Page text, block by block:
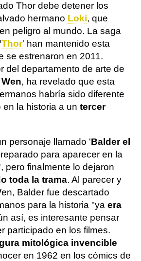
Thor debe detener los
hermano Loki, que
peligro al mundo. La saga
'Thor' han mantenido esta
se estrenaron en 2011.
del departamento de arte de
, ha revelado que esta
habría sido diferente
la historia a un tercer
personaje llamado 'Balder el
para aparecer en la
pero finalmente lo dejaron
toda la trama. Al parecer y
Balder fue descartado
para la historia "ya era
así, es interesante pensar
participado en los filmes.
mitológica invencible
en 1962 en los cómics de